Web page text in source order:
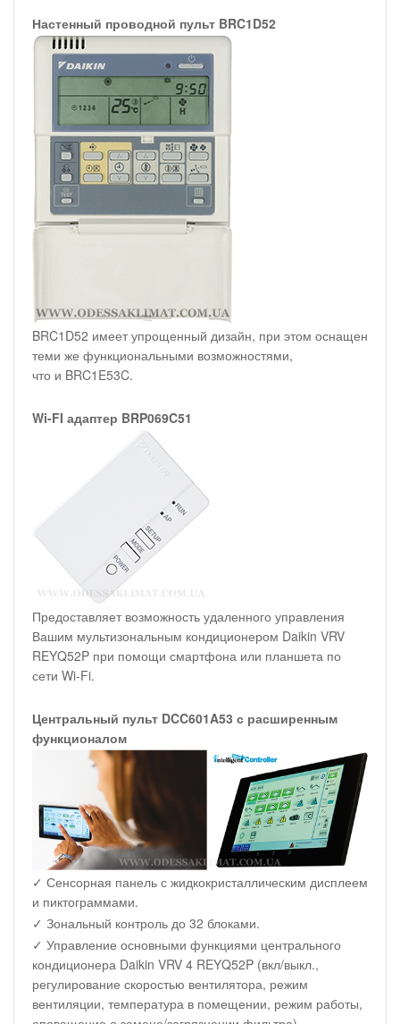
Настенный проводной пульт BRC1D52
BRC1D52 имеет упрощенный дизайн, при этом оснащен
теми же функциональными возможностями,
что и BRC1E53C.
Wi-FI адаптер BRP069C51
Предоставляет возможность удаленного управления
Вашим мультизональным кондиционером Daikin VRV
REYQ52P при помощи смартфона или планшета по
сети Wi-Fi.
Центральный пульт DCC601A53 с расширенным
функционалом
✓ Сенсорная панель с жидкокристаллическим дисплеем
и пиктограммами.
✓ Зональный контроль до 32 блоками.
✓ Управление основными функциями центрального
кондиционера Daikin VRV 4 REYQ52P (вкл/выкл.,
регулирование скоростью вентилятора, режим
вентиляции, температура в помещении, режим работы,